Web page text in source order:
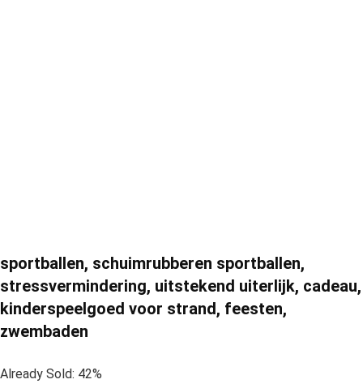
sportballen, schuimrubberen sportballen,
stressvermindering, uitstekend uiterlijk, cadeau,
kinderspeelgoed voor strand, feesten,
zwembaden
Already Sold: 42%